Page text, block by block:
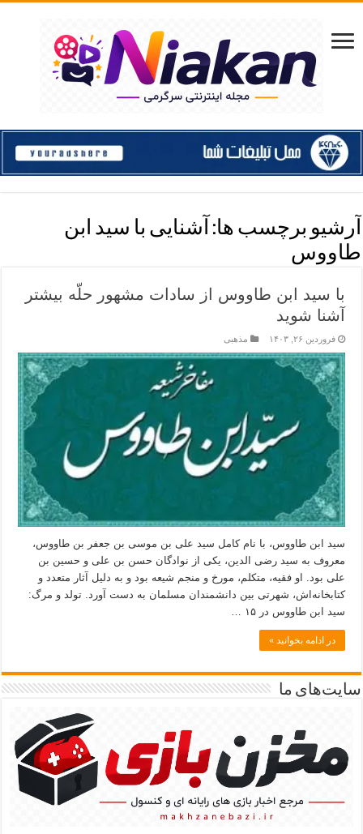
آرشیو برچسب ها: آشنایی با سید ابن
طاووس
با سید ابن طاووس از سادات مشهور حلّه بیشتر
آشنا شوید
فروردین ۲۶, ۱۴۰۳ مذهبی
سید ابن طاووس، با نام کامل سید علی بن موسی بن جعفر بن طاووس،
معروف به سید رضی الدین، یکی از نوادگان حسن بن علی و حسین بن
علی بود. او فقیه، متکلم، مورخ و منجم شیعه بود و به دلیل آثار متعدد و
کتابخانه‌اش، شهرتی بین دانشمندان مسلمان به دست آورد. تولد و مرگ:
سید ابن طاووس در ۱۵ …
در ادامه بخوانید »
سایت‌های ما